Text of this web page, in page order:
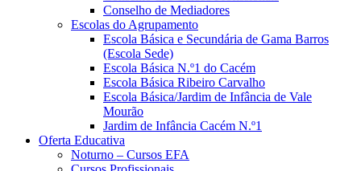
Conselho de Mediadores
Escolas do Agrupamento
Escola Básica e Secundária de Gama Barros
(Escola Sede)
Escola Básica N.º1 do Cacém
Escola Básica Ribeiro Carvalho
Escola Básica/Jardim de Infância de Vale
Mourão
Jardim de Infância Cacém N.º1
Oferta Educativa
Noturno – Cursos EFA